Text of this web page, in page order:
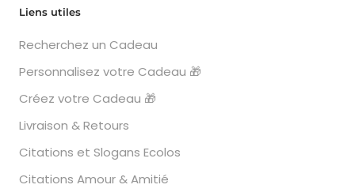
Liens utiles
Recherchez un Cadeau
Personnalisez votre Cadeau 🎁
Créez votre Cadeau 🎁
Livraison & Retours
Citations et Slogans Ecolos
Citations Amour & Amitié